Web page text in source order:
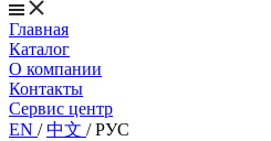
Главная
Каталог
О компании
Контакты
Сервис центр
EN /中文 /РУС